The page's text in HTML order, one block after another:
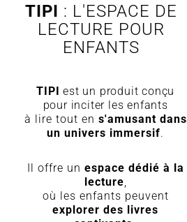
TIPI : L'ESPACE DE
LECTURE POUR
ENFANTS
TIPI est un produit conçu
pour inciter les enfants
à lire tout en s'amusant dans
un univers immersif.
Il offre un espace dédié à la
lecture,
où les enfants peuvent
explorer des livres